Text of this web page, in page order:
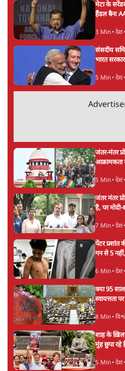
मेटा के
हैंडल बैनः
3 Min• देश•
संसदीय
भारत
5 Min• देश•
जंतर-मंतर
आक्रामकता
5 Min• देश•
जंतर मंतर
है, पर
7 Min• देश•
पेंटर प्रशांत
गन से 5
6 Min• देश•
क्या 95
स्वायत्तता
8 Min•
शाह के
मुंह छुपा रहे
5 Min• देश•